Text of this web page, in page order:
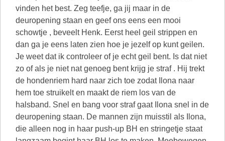
vinden het best. Zeg teefje, ga jij maar in de
deuropening staan en geef ons eens een mooi
schowtje , beveelt Henk. Eerst heel geil strippen en
dan ga je eens laten zien hoe je jezelf op kunt geilen.
Je weet dat ik controleer of je echt geil bent. Is dat niet
zo of als je niet nat genoeg bent krijg je straf . Hij trekt
de hondenriem hard naar zich toe zodat Ilona naar
hem toe struikelt en maakt de riem los van de
halsband. Snel en bang voor straf gaat Ilona snel in de
deuropening staan. De mannen zijn muisstil als Ilona,
die alleen nog in haar push-up BH en stringetje staat